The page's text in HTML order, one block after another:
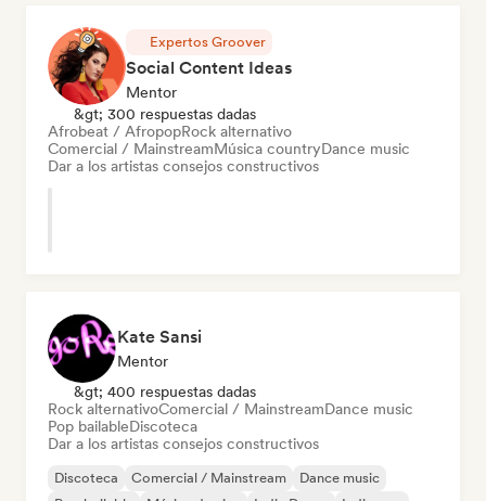
Expertos Groover
Social Content Ideas
Mentor
&gt; 300 respuestas dadas
Afrobeat / AfropopRock alternativo
Comercial / MainstreamMúsica countryDance music
Dar a los artistas consejos constructivos
Kate Sansi
Mentor
&gt; 400 respuestas dadas
Rock alternativoComercial / MainstreamDance music
Pop bailableDiscoteca
Dar a los artistas consejos constructivos
Discoteca Comercial / Mainstream
Dance music